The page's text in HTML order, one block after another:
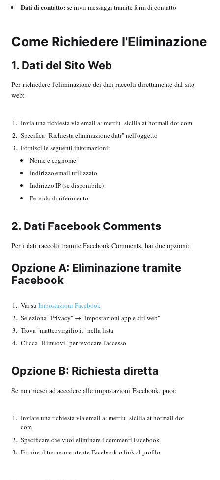
Dati di contatto: se invii messaggi tramite form di contatto
Come Richiedere l'Eliminazione
1. Dati del Sito Web
Per richiedere l'eliminazione dei dati raccolti direttamente dal sito
web:
Invia una richiesta via email a: mettiu_sicilia at hotmail dot com
Specifica "Richiesta eliminazione dati" nell'oggetto
Fornisci le seguenti informazioni:
Nome e cognome
Indirizzo email utilizzato
Indirizzo IP (se disponibile)
Periodo di riferimento
2. Dati Facebook Comments
Per i dati raccolti tramite Facebook Comments, hai due opzioni:
Opzione A: Eliminazione tramite
Facebook
Vai su Impostazioni Facebook
Seleziona "Privacy" → "Impostazioni app e siti web"
Trova "matteovirgilio.it" nella lista
Clicca "Rimuovi" per revocare l'accesso
Opzione B: Richiesta diretta
Se non riesci ad accedere alle impostazioni Facebook, puoi:
Inviare una richiesta via email a: mettiu_sicilia at hotmail dot
com
Specificare che vuoi eliminare i commenti Facebook
Fornire il tuo nome utente Facebook o link al profilo